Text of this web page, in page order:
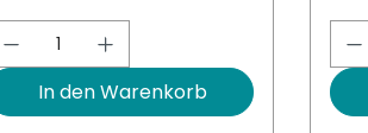
Anzahl: Gib den
In den Warenkorb